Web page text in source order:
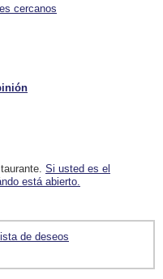
cercanos
Si usted es el
está abierto.
de deseos